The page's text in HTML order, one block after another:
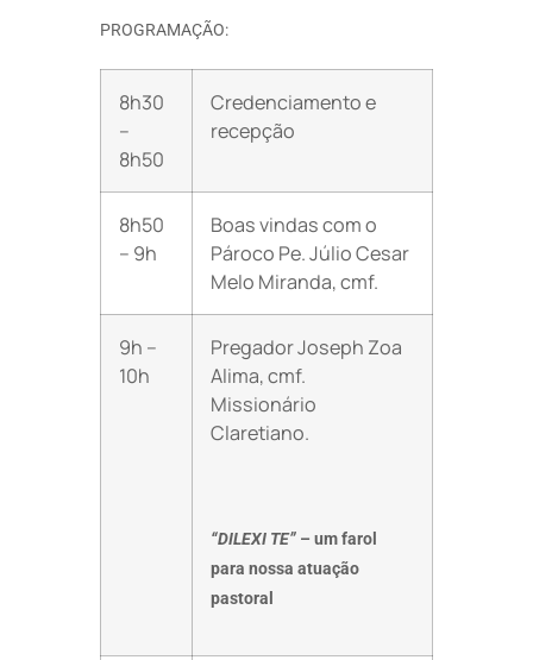
PROGRAMAÇÃO:
8h30
–
8h50
Credenciamento e
recepção
8h50
– 9h
Boas vindas com o
Pároco Pe. Júlio Cesar
Melo Miranda, cmf.
9h –
10h
Pregador Joseph Zoa
Alima, cmf.
Missionário
Claretiano.
“DILEXI TE” – um farol
para nossa atuação
pastoral